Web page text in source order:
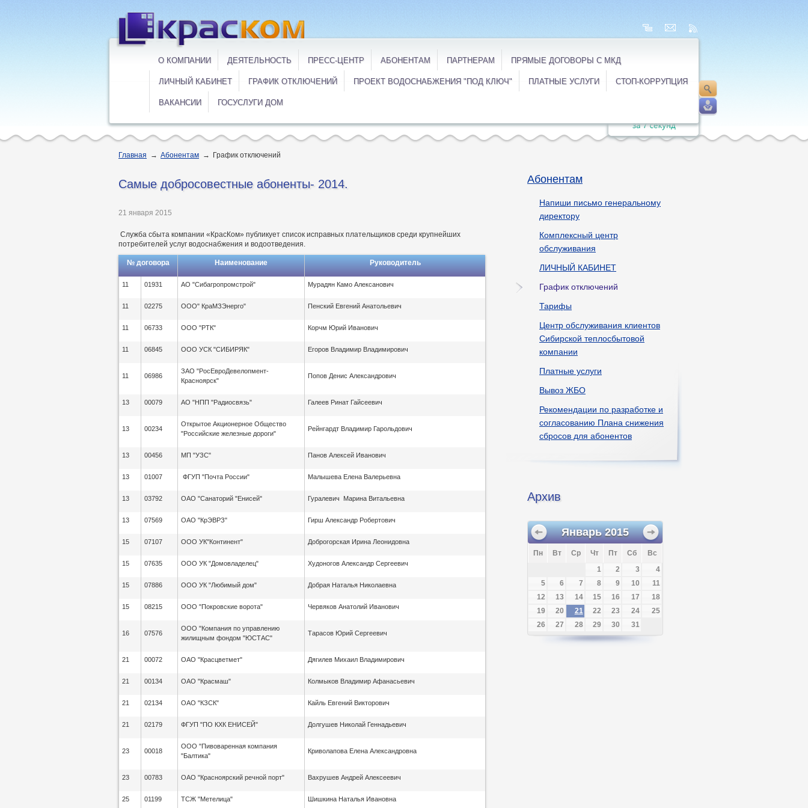
О КОМПАНИИ ДЕЯТЕЛЬНОСТЬ ПРЕСС-ЦЕНТР АБОНЕНТАМ ПАРТНЕРАМ ПРЯМЫЕ ДОГОВОРЫ С МКД
ЛИЧНЫЙ КАБИНЕТ ГРАФИК ОТКЛЮЧЕНИЙ ПРОЕКТ ВОДОСНАБЖЕНИЯ "ПОД КЛЮЧ" ПЛАТНЫЕ УСЛУГИ СТОП-КОРРУПЦИЯ
ВАКАНСИИ ГОСУСЛУГИ ДОМ
Главная → Абонентам → График отключений
Самые добросовестные абоненты- 2014.
21 января 2015
Служба сбыта компании «КрасКом» публикует список исправных плательщиков среди крупнейших
потребителей услуг водоснабжения и водоотведения.
№ договора Наименование Руководитель
11 01931 АО "Сибагропромстрой" Мурадян Камо Алексанович
11 02275 ООО" КраМЗЭнерго" Пенский Евгений Анатольевич
11 06733 ООО "РТК" Корчм Юрий Иванович
11 06845 ООО УСК "СИБИРЯК" Егоров Владимир Владимирович
11 06986
ЗАО "РосЕвроДевелопмент-
Красноярск"
Попов Денис Александрович
13 00079 АО "НПП "Радиосвязь" Галеев Ринат Гайсеевич
13 00234
Открытое Акционерное Общество
"Российские железные дороги"
Рейнгардт Владимир Гарольдович
13 00456 МП "УЗС" Панов Алексей Иванович
13 01007 ФГУП "Почта России" Малышева Елена Валерьевна
13 03792 ОАО "Санаторий "Енисей" Гуралевич Марина Витальевна
13 07569 ОАО "КрЭВРЗ" Гирш Александр Робертович
15 07107 ООО УК"Континент" Доброгорская Ирина Леонидовна
15 07635 ООО УК "Домовладелец" Худоногов Александр Сергеевич
15 07886 ООО УК "Любимый дом" Добрая Наталья Николаевна
15 08215 ООО "Покровские ворота" Червяков Анатолий Иванович
16 07576
ООО "Компания по управлению
жилищным фондом "ЮСТАС"
Тарасов Юрий Сергеевич
21 00072 ОАО "Красцветмет" Дягилев Михаил Владимирович
21 00134 ОАО "Красмаш" Колмыков Владимир Афанасьевич
21 02134 ОАО "КЗСК" Кайль Евгений Викторович
21 02179 ФГУП "ПО КХК ЕНИСЕЙ" Долгушев Николай Геннадьевич
23 00018
ООО "Пивоваренная компания
"Балтика"
Криволапова Елена Александровна
23 00783 ОАО "Красноярский речной порт" Вахрушев Андрей Алексеевич
25 01199 ТСЖ "Метелица" Шишкина Наталья Ивановна
Абонентам
Напиши письмо генеральному
директору
Комплексный центр
обслуживания
ЛИЧНЫЙ КАБИНЕТ
График отключений
Тарифы
Центр обслуживания клиентов
Сибирской теплосбытовой
компании
Платные услуги
Вывоз ЖБО
Рекомендации по разработке и
согласованию Плана снижения
сбросов для абонентов
Архив
Январь 2015
Пн Вт Ср Чт Пт Сб
Вс
1
2 3
4
5
6 7 8 9 10
11
12
13 14 15 16 17
18
19
20 21 22 23 24
25
26
27 28 29 30 31